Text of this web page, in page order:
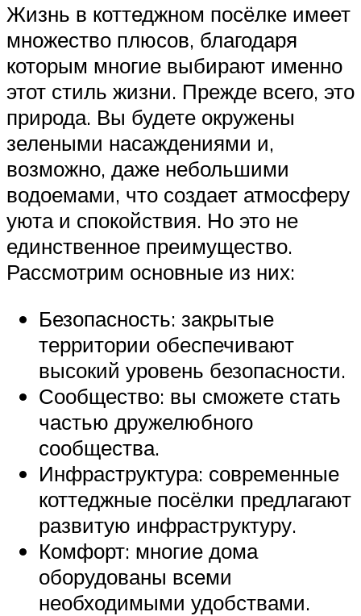
Жизнь в коттеджном посёлке имеет
множество плюсов, благодаря
которым многие выбирают именно
этот стиль жизни. Прежде всего, это
природа. Вы будете окружены
зелеными насаждениями и,
возможно, даже небольшими
водоемами, что создает атмосферу
уюта и спокойствия. Но это не
единственное преимущество.
Рассмотрим основные из них:
Безопасность: закрытые
территории обеспечивают
высокий уровень безопасности.
Сообщество: вы сможете стать
частью дружелюбного
сообщества.
Инфраструктура: современные
коттеджные посёлки предлагают
развитую инфраструктуру.
Комфорт: многие дома
оборудованы всеми
необходимыми удобствами.